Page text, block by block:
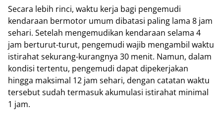
Secara lebih rinci, waktu kerja bagi pengemudi
kendaraan bermotor umum dibatasi paling lama 8 jam
sehari. Setelah mengemudikan kendaraan selama 4
jam berturut-turut, pengemudi wajib mengambil waktu
istirahat sekurang-kurangnya 30 menit. Namun, dalam
kondisi tertentu, pengemudi dapat dipekerjakan
hingga maksimal 12 jam sehari, dengan catatan waktu
tersebut sudah termasuk akumulasi istirahat minimal
1 jam.